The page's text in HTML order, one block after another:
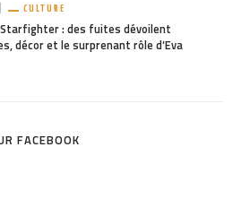
CULTURE
: des fuites dévoilent
décor et le surprenant rôle d’Eva
FACEBOOK